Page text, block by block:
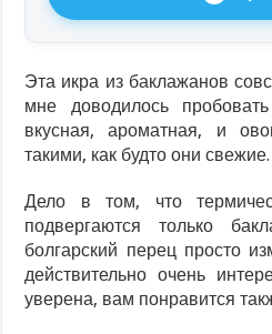
Эта икра из баклажанов
мне доводилось
вкусная, ароматная, и
такими, как будто они свежие.
Дело в том, что
подвергаются только
болгарский перец просто
действительно очень
уверена, вам понравится